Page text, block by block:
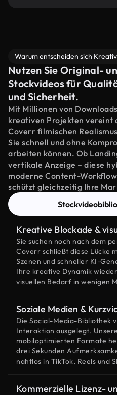
Warum entscheiden sich
Nutzen Sie Original-
Stockvideos für
und Sicherheit.
Mit Millionen von
kreativen Projekten vereint
Coverr filmischen
Sie schnell und ohne
arbeiten können. Ob
vertikale Anzeige – diese
moderne Content-
schützt gleichzeitig Ihre
Kreative Blockade &
Sie suchen noch nach dem
Coverr schließt diese Lücke
Szenen und schneller KI-
Ihre kreative Dynamik
visuellen Bedarf in wenigen
Soziale Medien &
Die Social-Media-Bibliothek
Interaktion ausgelegt.
mobiloptimierten Formate
drei Sekunden
nahtlos in TikTok, Reels und
Kommerzielle Lizenz-